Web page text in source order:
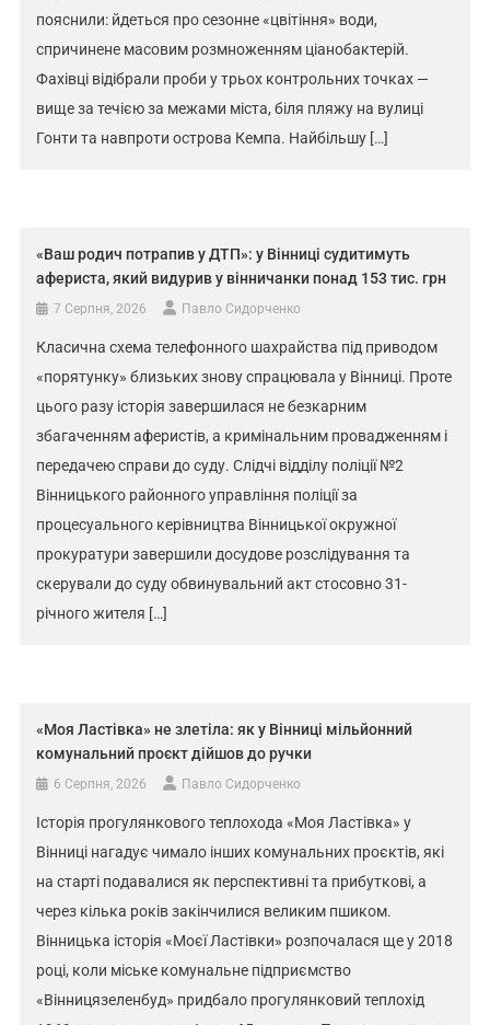
пояснили: йдеться про сезонне «цвітіння» води,
спричинене масовим розмноженням ціанобактерій.
Фахівці відібрали проби у трьох контрольних точках —
вище за течією за межами міста, біля пляжу на вулиці
Гонти та навпроти острова Кемпа. Найбільшу […]
«Ваш родич потрапив у ДТП»: у Вінниці судитимуть
афериста, який видурив у вінничанки понад 153 тис. грн
7 Серпня, 2026 Павло Сидорченко
Класична схема телефонного шахрайства під приводом
«порятунку» близьких знову спрацювала у Вінниці. Проте
цього разу історія завершилася не безкарним
збагаченням аферистів, а кримінальним провадженням і
передачею справи до суду. Слідчі відділу поліції №2
Вінницького районного управління поліції за
процесуального керівництва Вінницької окружної
прокуратури завершили досудове розслідування та
скерували до суду обвинувальний акт стосовно 31-
річного жителя […]
«Моя Ластівка» не злетіла: як у Вінниці мільйонний
комунальний проєкт дійшов до ручки
6 Серпня, 2026 Павло Сидорченко
Історія прогулянкового теплохода «Моя Ластівка» у
Вінниці нагадує чимало інших комунальних проєктів, які
на старті подавалися як перспективні та прибуткові, а
через кілька років закінчилися великим пшиком.
Вінницька історія «Моєї Ластівки» розпочалася ще у 2018
році, коли міське комунальне підприємство
«Вінницязеленбуд» придбало прогулянковий теплохід